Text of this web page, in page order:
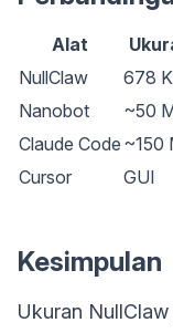
Alat
NullClaw
678
Nanobot
~50
Claude Code ~150
Cursor
GUI
Kesimpulan
Ukuran